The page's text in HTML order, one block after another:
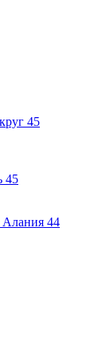
45
45
Алания 44